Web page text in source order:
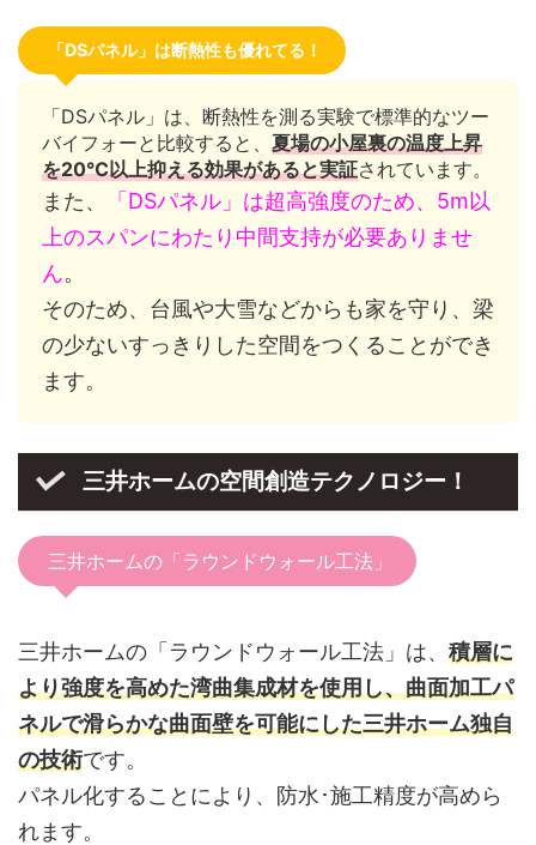
「DSパネル」は断熱性も優れてる！
「DSパネル」は、断熱性を測る実験で標準的なツー
バイフォーと比較すると、 夏場の小屋裏の温度上昇
を20℃以上抑える効果があると実証されています。
また、
「DSパネル」は超高強度のため、5m以
上のスパンにわたり中間支持が必要ありませ
ん。
そのため、台風や大雪などからも家を守り、梁
の少ないすっきりした空間をつくることができ
ます。
三井ホームの空間創造テクノロジー！
三井ホームの「ラウンドウォール工法」
三井ホームの「ラウンドウォール工法」は、 積層に
より強度を高めた湾曲集成材を使用し、曲面加工パ
ネルで滑らかな曲面壁を可能にした三井ホーム独自
の技術です。
パネル化することにより、防水･施工精度が高めら
れます。